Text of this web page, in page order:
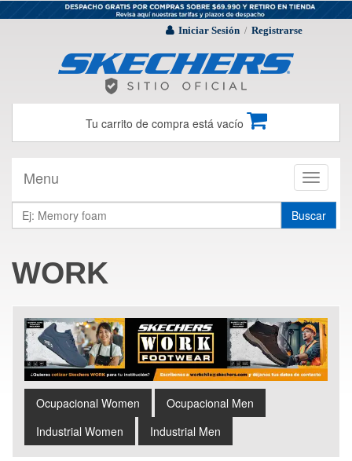
Iniciar Sesión / Registrarse
Tu carrito de compra está vacío
Toggle
Menu
Buscar
WORK
Ocupacional Women
Ocupacional Men
Industrial Women
Industrial Men